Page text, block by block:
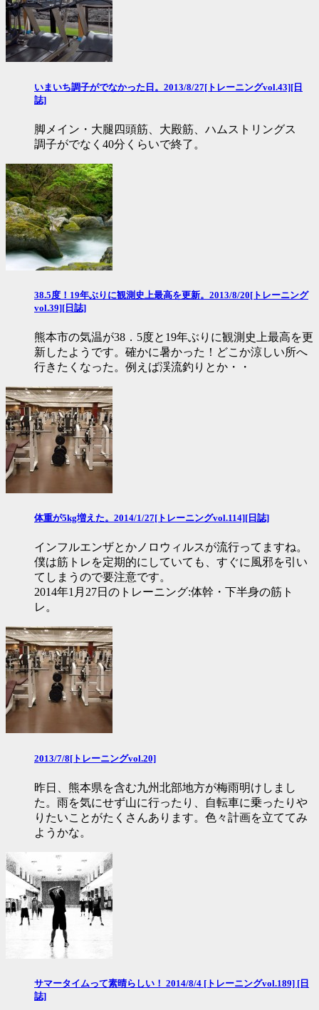
いまいち調子がでなかった日。2013/8/27[トレーニングvol.43][日
誌]
脚メイン・大腿四頭筋、大殿筋、ハムストリングス
調子がでなく40分くらいで終了。
38.5度！19年ぶりに観測史上最高を更新。2013/8/20[トレーニング
vol.39][日誌]
熊本市の気温が38．5度と19年ぶりに観測史上最高を更
新したようです。確かに暑かった！どこか涼しい所へ
行きたくなった。例えば渓流釣りとか・・
体重が5kg増えた。2014/1/27[トレーニングvol.114][日誌]
インフルエンザとかノロウィルスが流行ってますね。
僕は筋トレを定期的にしていても、すぐに風邪を引い
てしまうので要注意です。
2014年1月27日のトレーニング:体幹・下半身の筋ト
レ。
2013/7/8[トレーニングvol.20]
昨日、熊本県を含む九州北部地方が梅雨明けしまし
た。雨を気にせず山に行ったり、自転車に乗ったりや
りたいことがたくさんあります。色々計画を立ててみ
ようかな。
サマータイムって素晴らしい！ 2014/8/4 [トレーニングvol.189] [日
誌]